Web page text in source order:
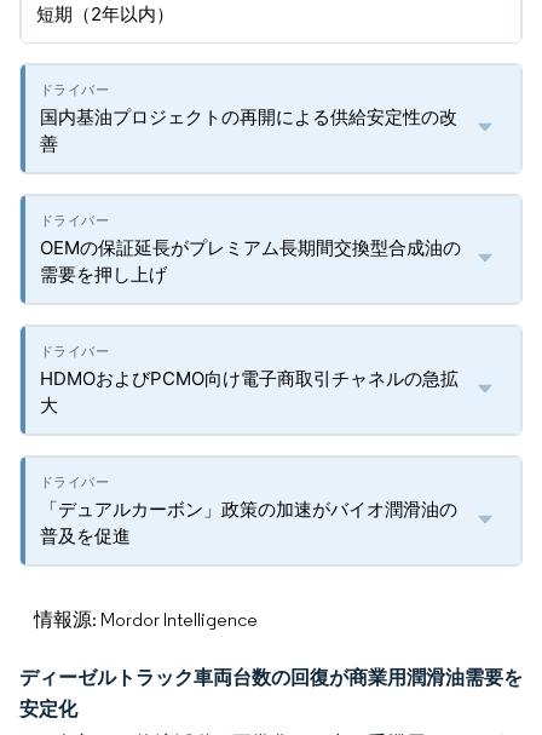
短期（2年以内）
国内基油プロジェクトの再開による供給安定性の改
善
OEMの保証延長がプレミアム長期間交換型合成油の
需要を押し上げ
HDMOおよびPCMO向け電子商取引チャネルの急拡
大
「デュアルカーボン」政策の加速がバイオ潤滑油の
普及を促進
情報源: Mordor Intelligence
ディーゼルトラック車両台数の回復が商業用潤滑油需要を
安定化